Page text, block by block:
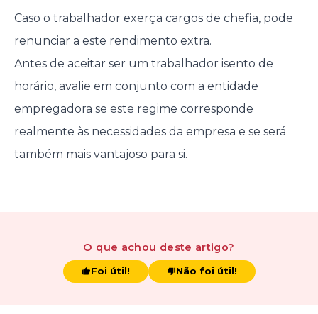
Caso o trabalhador exerça cargos de chefia, pode
renunciar a este rendimento extra.
Antes de aceitar ser um trabalhador isento de
horário, avalie em conjunto com a entidade
empregadora se este regime corresponde
realmente às necessidades da empresa e se será
também mais vantajoso para si.
O que achou deste artigo?
Foi útil! Não foi útil!